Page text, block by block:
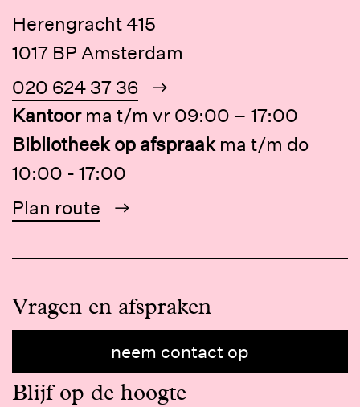
Herengracht 415
1017 BP Amsterdam
020 624 37 36
Kantoor ma t/m vr 09:00 – 17:00
Bibliotheek op afspraak ma t/m do
10:00 - 17:00
Plan route
Vragen en afspraken
neem contact op
Blijf op de hoogte